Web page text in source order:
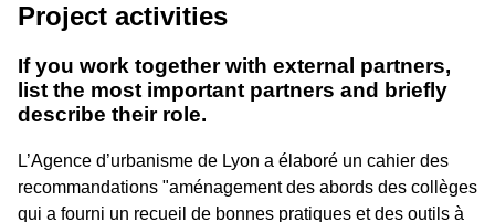
Project activities
If you work together with external partners,
list the most important partners and briefly
describe their role.
L’Agence d’urbanisme de Lyon a élaboré un cahier des
recommandations "aménagement des abords des collèges
qui a fourni un recueil de bonnes pratiques et des outils à